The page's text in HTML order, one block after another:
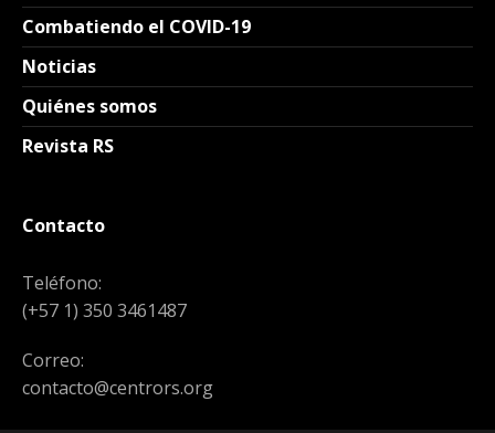
Combatiendo el COVID-19
Noticias
Quiénes somos
Revista RS
Contacto
Teléfono:
(+57 1) 350 3461487
Correo:
contacto@centrors.org